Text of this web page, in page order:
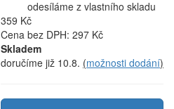
odesíláme z vlastního skladu
359 Kč
Cena bez DPH: 297 Kč
Skladem
doručíme již 10.8. (možnosti dodání)